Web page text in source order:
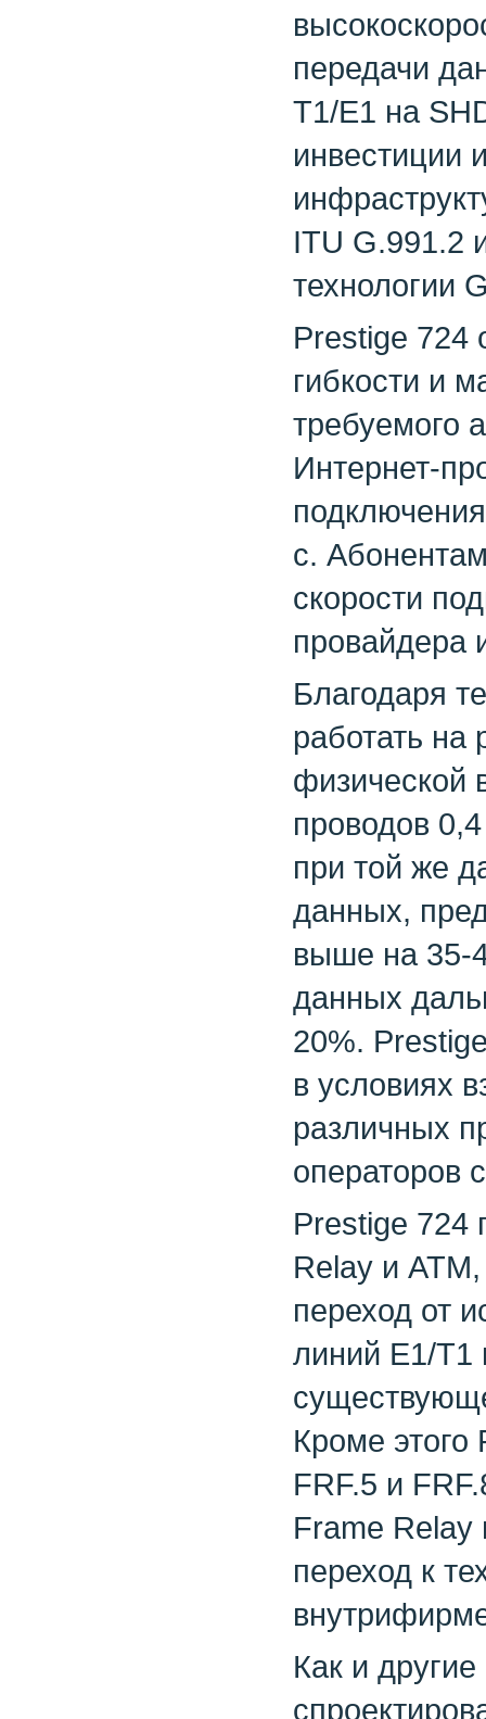
передачи
T1/E1 на
инвестиции
ITU G.991.2
технологии
Prestige 724
гибкости и
требуемого
Интернет-
с.
скорости
провайдера
Благодаря
работать на
физической
проводов
при той же
данных,
выше на 35-
данных
20%.
в условиях
различных
операторов
Prestige 724
Relay и
переход от
линий E1/T1
Кроме этого
FRF.5 и
Frame Relay
переход к
Как и